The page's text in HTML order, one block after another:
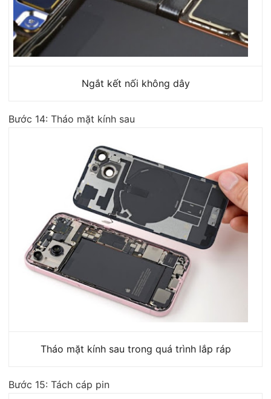
Ngắt kết nối không dây
Bước 14: Tháo mặt kính sau
Tháo mặt kính sau trong quá trình lắp ráp
Bước 15: Tách cáp pin